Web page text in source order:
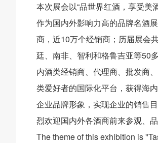
本次展会以“品世界红酒，享受美
作为国内外影响力高的品牌名酒
商，近10万个经销商；历届展会
廷、南非、智利和格鲁吉亚等50
内酒类经销商、代理商、批发商
类爱好者的国际化平台，获得海
企业品牌形象，实现企业的销售
烈欢迎国内外各酒商前来参观、品
The theme of this exhibition is